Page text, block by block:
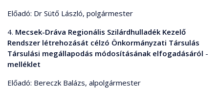
Előadó: Dr Sütő László, polgármester
4. Mecsek-Dráva Regionális Szilárdhulladék Kezelő
Rendszer létrehozását célzó Önkormányzati Társulás
Társulási megállapodás módosításának elfogadásáról -
melléklet
Előadó: Bereczk Balázs, alpolgármester